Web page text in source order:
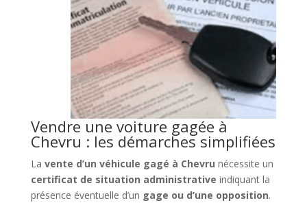
Vendre une voiture gagée à
Chevru : les démarches simplifiées
La vente d’un véhicule gagé à Chevru nécessite un
certificat de situation administrative indiquant la
présence éventuelle d’un gage ou d’une opposition.